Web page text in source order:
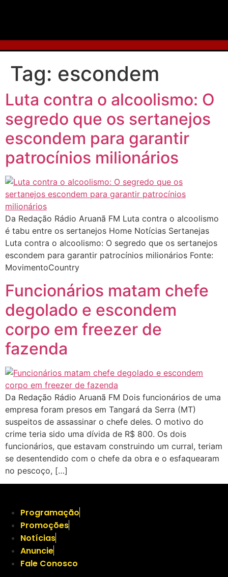
Tag: escondem
Luta contra o alcoolismo: O
segredo que os sertanejos
escondem para garantir
patrocínios milionários
Da Redação Rádio Aruanã FM Luta contra o alcoolismo
é tabu entre os sertanejos Home Notícias Sertanejas
Luta contra o alcoolismo: O segredo que os sertanejos
escondem para garantir patrocínios milionários Fonte:
MovimentoCountry
Funcionários matam chefe
degolado e escondem
corpo em freezer de
fazenda
Da Redação Rádio Aruanã FM Dois funcionários de uma
empresa foram presos em Tangará da Serra (MT)
suspeitos de assassinar o chefe deles. O motivo do
crime teria sido uma dívida de R$ 800. Os dois
funcionários, que estavam construindo um curral, teriam
se desentendido com o chefe da obra e o esfaquearam
no pescoço, […]
Programação
Promoções
Notícias
Anuncie
Fale Conosco